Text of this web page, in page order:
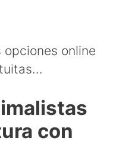
opciones online
con